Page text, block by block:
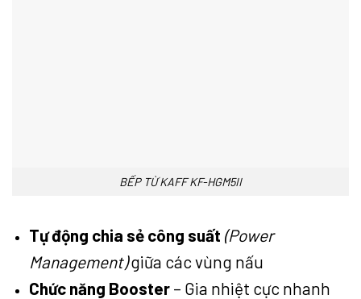
BẾP TỪ KAFF KF-HGM5II
Tự động chia sẻ công suất (Power
Management)giữa các vùng nấu
Chức năng Booster– Gia nhiệt cực nhanh